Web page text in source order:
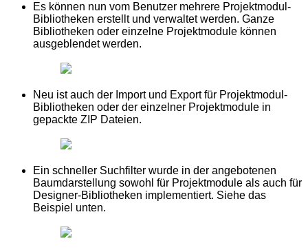
Es können nun vom Benutzer mehrere Projektmodul-
Bibliotheken erstellt und verwaltet werden. Ganze
Bibliotheken oder einzelne Projektmodule können
ausgeblendet werden.
Neu ist auch der Import und Export für Projektmodul-
Bibliotheken oder der einzelner Projektmodule in
gepackte ZIP Dateien.
Ein schneller Suchfilter wurde in der angebotenen
Baumdarstellung sowohl für Projektmodule als auch für
Designer-Bibliotheken implementiert. Siehe das
Beispiel unten.